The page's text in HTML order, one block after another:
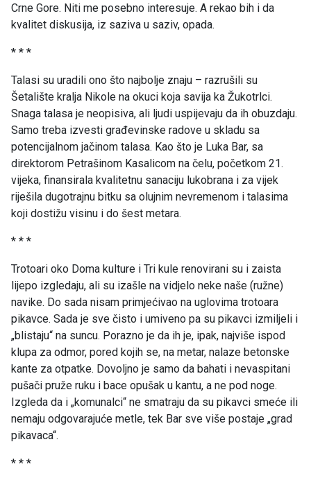
Crne Gore. Niti me posebno interesuje. A rekao bih i da
kvalitet diskusija, iz saziva u saziv, opada.
* * *
Talasi su uradili ono što najbolje znaju – razrušili su
Šetalište kralja Nikole na okuci koja savija ka Žukotrlci.
Snaga talasa je neopisiva, ali ljudi uspijevaju da ih obuzdaju.
Samo treba izvesti građevinske radove u skladu sa
potencijalnom jačinom talasa. Kao što je Luka Bar, sa
direktorom Petrašinom Kasalicom na čelu, početkom 21.
vijeka, finansirala kvalitetnu sanaciju lukobrana i za vijek
riješila dugotrajnu bitku sa olujnim nevremenom i talasima
koji dostižu visinu i do šest metara.
* * *
Trotoari oko Doma kulture i Tri kule renovirani su i zaista
lijepo izgledaju, ali su izašle na vidjelo neke naše (ružne)
navike. Do sada nisam primjećivao na uglovima trotoara
pikavce. Sada je sve čisto i umiveno pa su pikavci izmiljeli i
„blistaju“ na suncu. Porazno je da ih je, ipak, najviše ispod
klupa za odmor, pored kojih se, na metar, nalaze betonske
kante za otpatke. Dovoljno je samo da bahati i nevaspitani
pušači pruže ruku i bace opušak u kantu, a ne pod noge.
Izgleda da i „komunalci“ ne smatraju da su pikavci smeće ili
nemaju odgovarajuće metle, tek Bar sve više postaje „grad
pikavaca“.
* * *